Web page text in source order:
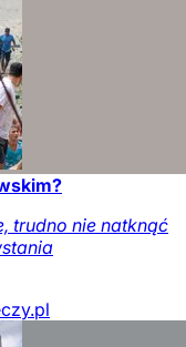
trudno nie natknąć